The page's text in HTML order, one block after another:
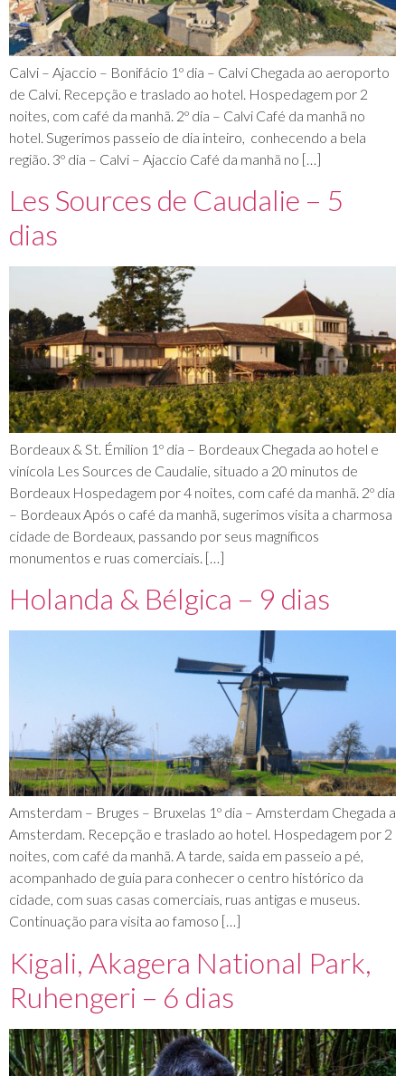
Calvi – Ajaccio – Bonifácio 1º dia – Calvi Chegada ao aeroporto
de Calvi. Recepção e traslado ao hotel. Hospedagem por 2
noites, com café da manhã. 2º dia – Calvi Café da manhã no
hotel. Sugerimos passeio de dia inteiro, conhecendo a bela
região. 3º dia – Calvi – Ajaccio Café da manhã no […]
Les Sources de Caudalie – 5
dias
Bordeaux & St. Émilion 1º dia – Bordeaux Chegada ao hotel e
vinícola Les Sources de Caudalie, situado a 20 minutos de
Bordeaux Hospedagem por 4 noites, com café da manhã. 2º dia
– Bordeaux Após o café da manhã, sugerimos visita a charmosa
cidade de Bordeaux, passando por seus magníficos
monumentos e ruas comerciais. […]
Holanda & Bélgica – 9 dias
Amsterdam – Bruges – Bruxelas 1º dia – Amsterdam Chegada a
Amsterdam. Recepção e traslado ao hotel. Hospedagem por 2
noites, com café da manhã. A tarde, saida em passeio a pé,
acompanhado de guia para conhecer o centro histórico da
cidade, com suas casas comerciais, ruas antigas e museus.
Continuação para visita ao famoso […]
Kigali, Akagera National Park,
Ruhengeri – 6 dias